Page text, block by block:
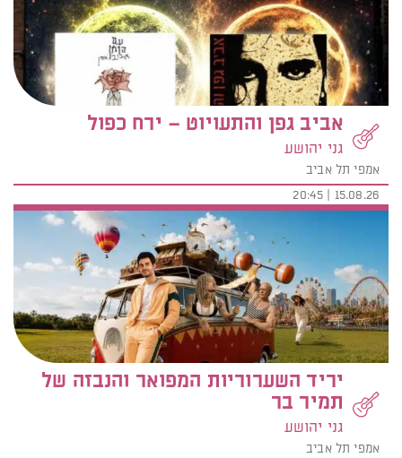
אביב גפן והתעויוט – ירח כפול
גני יהושע
אמפי תל אביב
15.08.26 | 20:45
יריד השערוריות המפואר והנבזה של
תמיר בר
גני יהושע
אמפי תל אביב